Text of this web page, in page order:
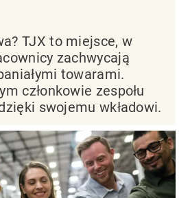
TJX to miejsce, w
zachwycają
towarami.
członkowie zespołu
swojemu wkładowi.